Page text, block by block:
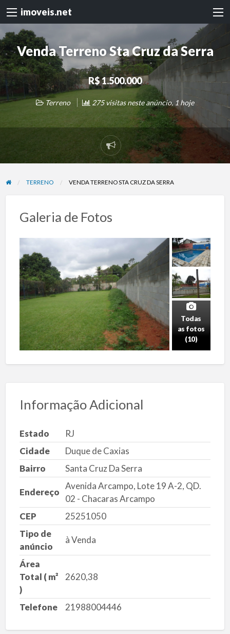
imoveis.net
Venda Terreno Sta Cruz da Serra
R$ 1.500.000
Terreno 275 visitas neste anúncio, 1 hoje
Denunciar
problema
TERRENO VENDA TERRENO STA CRUZ DA SERRA
Galeria de Fotos
Todas
as fotos
(10)
Informação Adicional
Estado
RJ
Cidade
Duque de Caxias
Bairro
Santa Cruz Da Serra
Endereço
Avenida Arcampo, Lote 19 A-2, QD.
02 - Chacaras Arcampo
CEP
25251050
Tipo de
anúncio
à Venda
Área
Total ( m²
)
2620,38
Telefone 21988004446